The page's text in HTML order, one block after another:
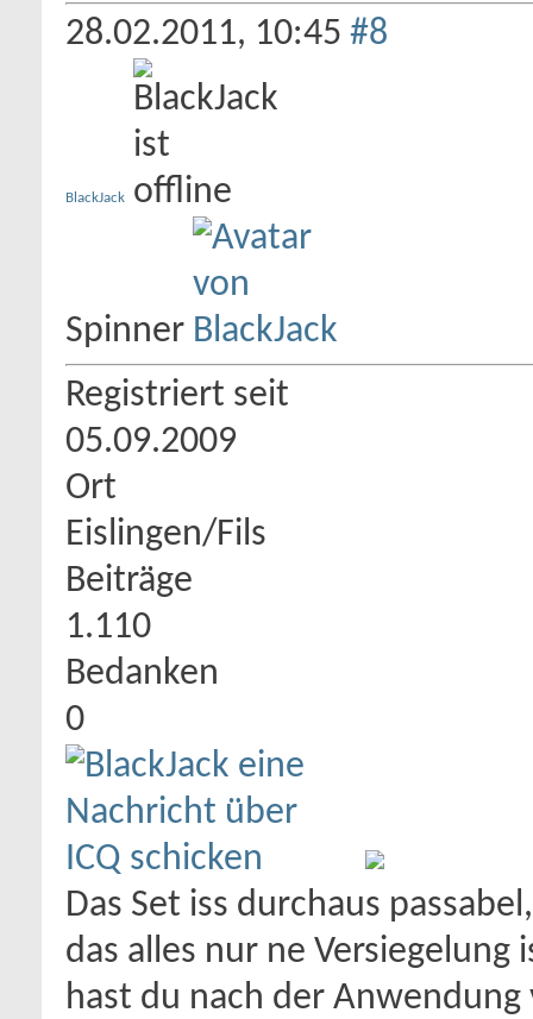
28.02.2011, 10:45 #8
BlackJack
Spinner
Registriert seit
05.09.2009
Ort
Eislingen/Fils
Beiträge
1.110
Bedanken
0
Das Set iss durchaus
das alles nur ne Versiegelung
hast du nach der